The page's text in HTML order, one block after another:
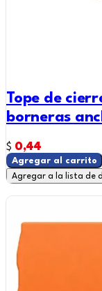
Tope de
borneras
$ 0,44
Agregar al carrito
Agregar a la lista de